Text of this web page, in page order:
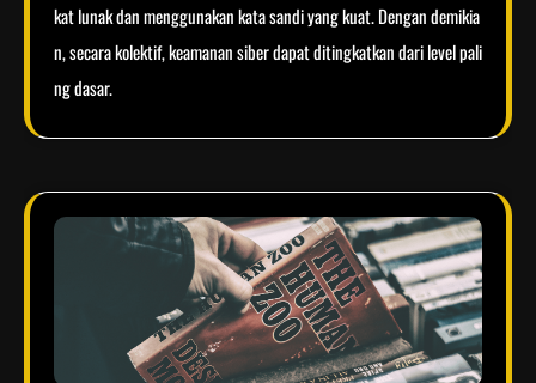
kat lunak dan menggunakan kata sandi yang kuat. Dengan demikia
n, secara kolektif, keamanan siber dapat ditingkatkan dari level pali
ng dasar.